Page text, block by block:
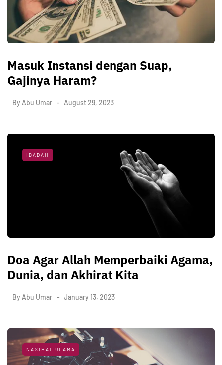
Masuk Instansi dengan Suap,
Gajinya Haram?
By Abu Umar August 29, 2023
IBADAH
Doa Agar Allah Memperbaiki Agama,
Dunia, dan Akhirat Kita
By Abu Umar January 13, 2023
NASIHAT ULAMA